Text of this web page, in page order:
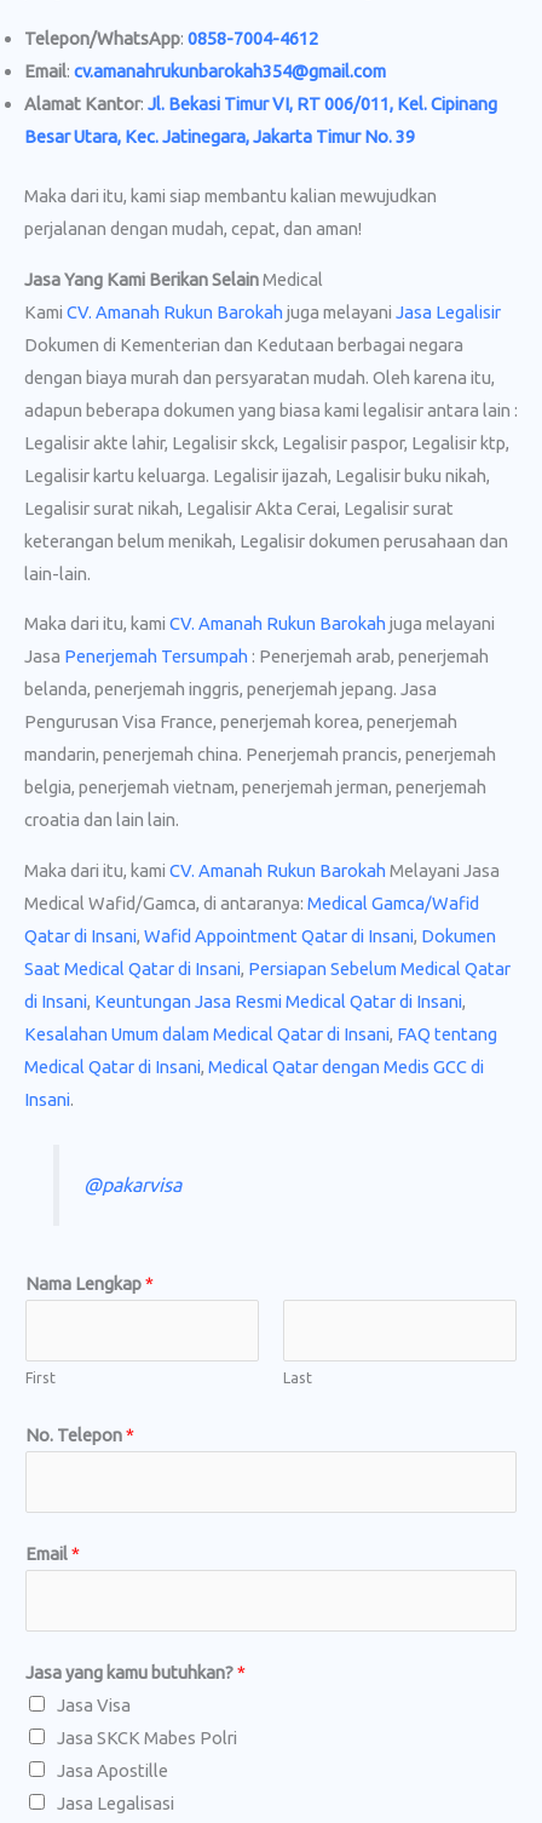
Telepon/WhatsApp: 0858-7004-4612
Email: cv.amanahrukunbarokah354@gmail.com
Alamat Kantor: Jl. Bekasi Timur VI, RT 006/011, Kel. Cipinang
Besar Utara, Kec. Jatinegara, Jakarta Timur No. 39
Maka dari itu, kami siap membantu kalian mewujudkan
perjalanan dengan mudah, cepat, dan aman!
Jasa Yang Kami Berikan SelainMedical
Kami CV. Amanah Rukun Barokah juga melayani Jasa Legalisir
Dokumen di Kementerian dan Kedutaan berbagai negara
dengan biaya murah dan persyaratan mudah. Oleh karena itu,
adapun beberapa dokumen yang biasa kami legalisir antara lain :
Legalisir akte lahir, Legalisir skck, Legalisir paspor, Legalisir ktp,
Legalisir kartu keluarga. Legalisir ijazah, Legalisir buku nikah,
Legalisir surat nikah, Legalisir Akta Cerai, Legalisir surat
keterangan belum menikah, Legalisir dokumen perusahaan dan
lain-lain.
Maka dari itu, kami CV. Amanah Rukun Barokah juga melayani
Jasa Penerjemah Tersumpah : Penerjemah arab, penerjemah
belanda, penerjemah inggris, penerjemah jepang. Jasa
Pengurusan Visa France, penerjemah korea, penerjemah
mandarin, penerjemah china. Penerjemah prancis, penerjemah
belgia, penerjemah vietnam, penerjemah jerman, penerjemah
croatia dan lain lain.
Maka dari itu, kami CV. Amanah Rukun Barokah Melayani Jasa
Medical Wafid/Gamca, di antaranya: Medical Gamca/Wafid
Qatar di Insani, Wafid Appointment Qatar di Insani, Dokumen
Saat Medical Qatar di Insani, Persiapan Sebelum Medical Qatar
di Insani, Keuntungan Jasa Resmi Medical Qatar di Insani,
Kesalahan Umum dalam Medical Qatar di Insani, FAQ tentang
Medical Qatar di Insani, Medical Qatar dengan Medis GCC di
Insani.
@pakarvisa
Nama Lengkap*
First Last
No. Telepon*
m
l
b
u
t
u
Email*
Jasa yang kamu butuhkan?*
Jasa Visa
Jasa SKCK Mabes Polri
Jasa Apostille
Jasa Legalisasi